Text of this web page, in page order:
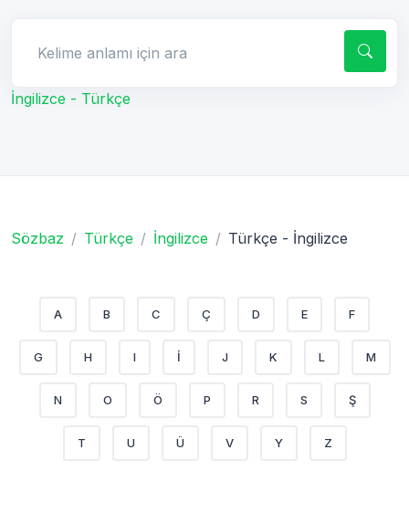
İngilizce - Türkçe
Sözbaz Türkçe İngilizce Türkçe - İngilizce
A B C Ç D E F
G H I İ J K L M
N O Ö P R S Ş
T U Ü V Y Z